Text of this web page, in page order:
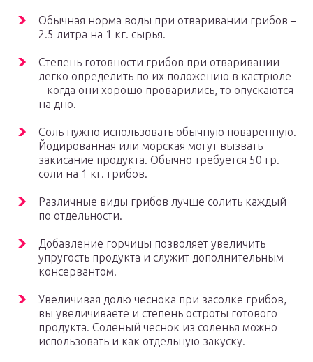
Обычная норма воды при отваривании грибов –
2.5 литра на 1 кг. сырья.
Степень готовности грибов при отваривании
легко определить по их положению в кастрюле
– когда они хорошо проварились, то опускаются
на дно.
Соль нужно использовать обычную поваренную.
Йодированная или морская могут вызвать
закисание продукта. Обычно требуется 50 гр.
соли на 1 кг. грибов.
Различные виды грибов лучше солить каждый
по отдельности.
Добавление горчицы позволяет увеличить
упругость продукта и служит дополнительным
консервантом.
Увеличивая долю чеснока при засолке грибов,
вы увеличиваете и степень остроты готового
продукта. Соленый чеснок из соленья можно
использовать и как отдельную закуску.